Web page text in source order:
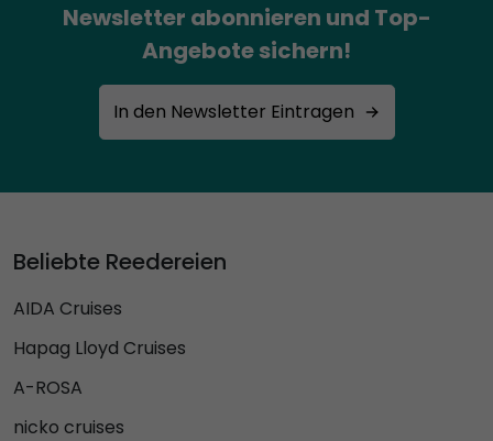
Newsletter abonnieren und Top-
Angebote sichern!
In den Newsletter Eintragen
Beliebte Reedereien
AIDA Cruises
Hapag Lloyd Cruises
A-ROSA
nicko cruises